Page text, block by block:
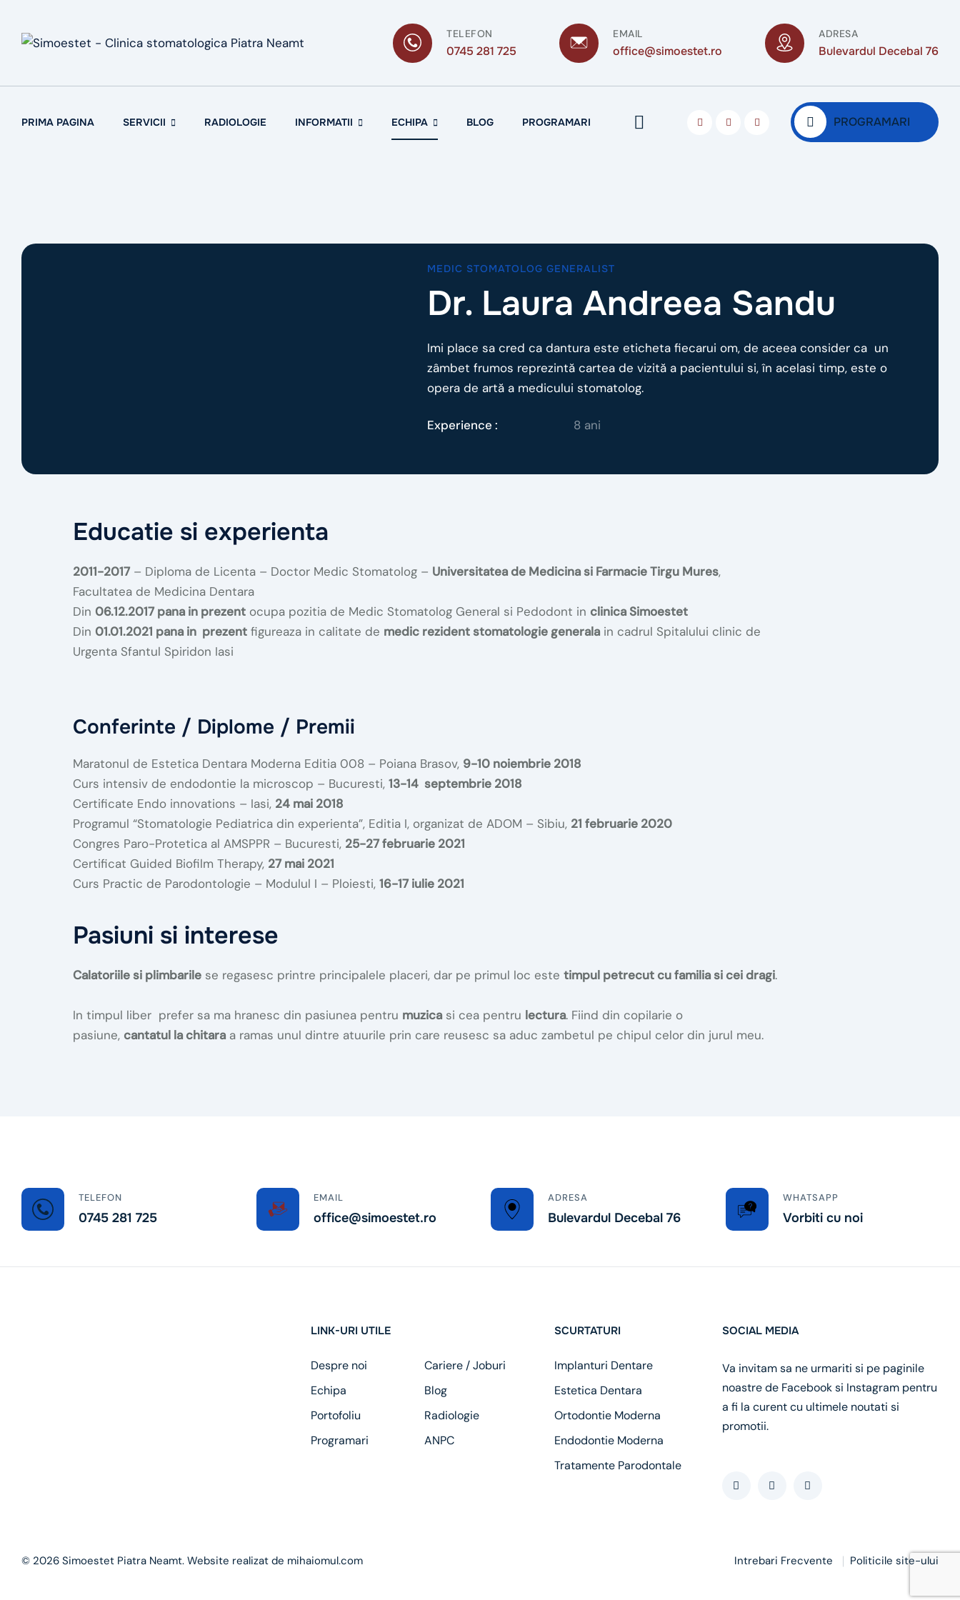
TELEFON
0745 281 725
EMAIL
office@simoestet.ro
ADRESA
Bulevardul Decebal 76
PRIMA PAGINA SERVICII RADIOLOGIE INFORMATII ECHIPA BLOG PROGRAMARI PROGRAMARI
MEDIC STOMATOLOG GENERALIST
Dr. Laura Andreea Sandu
Imi place sa cred ca dantura este eticheta fiecarui om, de aceea consider ca un
zâmbet frumos reprezintă cartea de vizită a pacientului si, în acelasi timp, este o
opera de artă a medicului stomatolog.
Experience : 8 ani
Educatie si experienta
2011-2017– Diploma de Licenta – Doctor Medic Stomatolog – Universitatea de Medicina si Farmacie Tirgu Mures,
Facultatea de Medicina Dentara
Din 06.12.2017 pana in prezent ocupa pozitia de Medic Stomatolog General si Pedodont in clinica Simoestet
Din 01.01.2021 pana in prezent figureaza in calitate de medic rezident stomatologie generala in cadrul Spitalului clinic de
Urgenta Sfantul Spiridon Iasi
Conferinte / Diplome / Premii
Maratonul de Estetica Dentara Moderna Editia 008 – Poiana Brasov, 9-10 noiembrie 2018
Curs intensiv de endodontie la microscop – Bucuresti, 13-14 septembrie 2018
Certificate Endo innovations – Iasi, 24 mai 2018
Programul “Stomatologie Pediatrica din experienta”, Editia I, organizat de ADOM – Sibiu, 21 februarie 2020
Congres Paro-Protetica al AMSPPR – Bucuresti, 25-27 februarie 2021
Certificat Guided Biofilm Therapy, 27 mai 2021
Curs Practic de Parodontologie – Modulul I – Ploiesti, 16-17 iulie 2021
Pasiuni si interese
Calatoriile si plimbarile se regasesc printre principalele placeri, dar pe primul loc este timpul petrecut cu familia si cei dragi.
In timpul liber prefer sa ma hranesc din pasiunea pentru muzica si cea pentru lectura. Fiind din copilarie o
pasiune, cantatul la chitara a ramas unul dintre atuurile prin care reusesc sa aduc zambetul pe chipul celor din jurul meu.
TELEFON
0745 281 725
EMAIL
office@simoestet.ro
ADRESA
Bulevardul Decebal 76
WHATSAPP
Vorbiti cu noi
LINK-URI UTILE
Despre noi
Cariere / Joburi
Echipa
Blog
Portofoliu
Radiologie
Programari
ANPC
SCURTATURI
Implanturi Dentare
Estetica Dentara
Ortodontie Moderna
Endodontie Moderna
Tratamente Parodontale
SOCIAL MEDIA
Va invitam sa ne urmariti si pe paginile
noastre de Facebook si Instagram pentru
a fi la curent cu ultimele noutati si
promotii.
© 2026 Simoestet Piatra Neamt. Website realizat de mihaiomul.com Intrebari Frecvente Politicile site-ului